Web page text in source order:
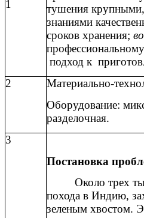
1
тушения
знаниями
сроков хранения;
подход к
2
Материально-
Оборудование:
разделочная.
3
Ход
Постановка
Около трех
похода в Индию,
зеленым хвостом.